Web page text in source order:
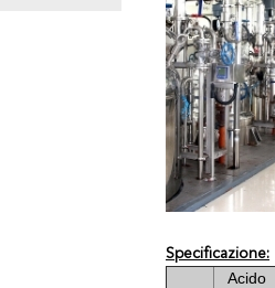
Specificazione:
Acido